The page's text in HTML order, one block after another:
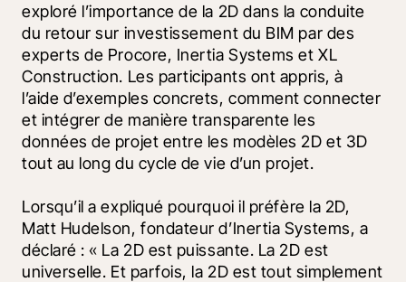
exploré l’importance de la 2D dans la conduite
du retour sur investissement du BIM par des
experts de Procore, Inertia Systems et XL
Construction. Les participants ont appris, à
l’aide d’exemples concrets, comment connecter
et intégrer de manière transparente les
données de projet entre les modèles 2D et 3D
tout au long du cycle de vie d’un projet.
Lorsqu’il a expliqué pourquoi il préfère la 2D,
Matt Hudelson, fondateur d’Inertia Systems, a
déclaré : « La 2D est puissante. La 2D est
universelle. Et parfois, la 2D est tout simplement